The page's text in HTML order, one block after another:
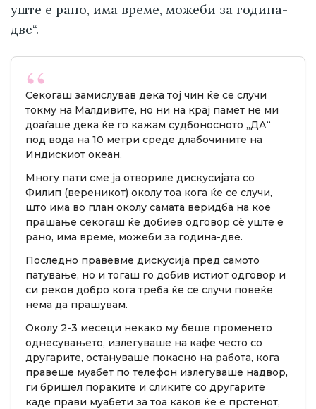
уште е рано, има време, можеби за година-
две“.
Секогаш замислував дека тој чин ќе се случи
токму на Малдивите, но ни на крај памет не ми
доаѓаше дека ќе го кажам судбоносното „ДА“
под вода на 10 метри среде длабочините на
Индискиот океан.
Многу пати сме ја отвориле дискусијата со
Филип (вереникот) околу тоа кога ќе се случи,
што има во план околу самата веридба на кое
прашање секогаш ќе добиев одговор сè уште е
рано, има време, можеби за година-две.
Последно правевме дискусија пред самото
патување, но и тогаш го добив истиот одговор и
си реков добро кога треба ќе се случи повеќе
нема да прашувам.
Околу 2-3 месеци некако му беше променето
однесувањето, излегуваше на кафе често со
другарите, остануваше покасно на работа, кога
правеше муабет по телефон излегуваше надвор,
ги бришел пораките и сликите со другарите
каде прави муабети за тоа каков ќе е прстенот,